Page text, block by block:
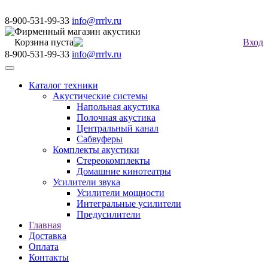
8-900-531-99-33 info@rrrlv.ru
Фирменный магазин акустики
Корзина пуста
Вход
8-900-531-99-33 info@rrrlv.ru
Меню
Каталог техники
Акустические системы
Напольная акустика
Полочная акустика
Центральный канал
Сабвуферы
Комплекты акустики
Стереокомплекты
Домашние кинотеатры
Усилители звука
Усилители мощности
Интегральные усилители
Предусилители
Главная
Доставка
Оплата
Контакты